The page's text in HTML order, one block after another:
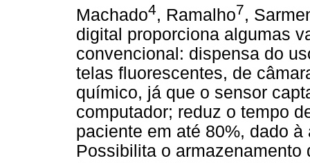
Machado4, Ramalho7,
digital proporciona algumas
convencional: dispensa do
telas fluorescentes, de
químico, já que o sensor
computador; reduz o tempo
paciente em até 80%, dado
Possibilita o